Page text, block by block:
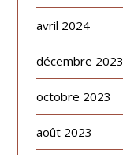
avril 2024
décembre 2023
octobre 2023
août 2023